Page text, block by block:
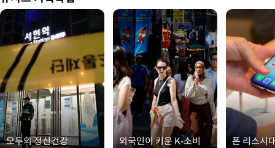
모두의 정신건강 외국인이 키운 K-소비 폰 리스시